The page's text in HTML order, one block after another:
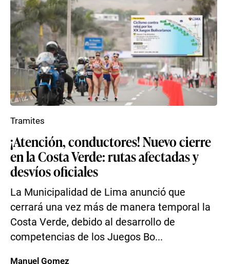
¡Atención, conductores! Nuevo cierre
en la Costa Verde: rutas afectadas y
desvíos oficiales
La Municipalidad de Lima anunció que
cerrará una vez más de manera temporal la
Costa Verde, debido al desarrollo de
competencias de los Juegos Bo...
Tramites
Manuel Gomez